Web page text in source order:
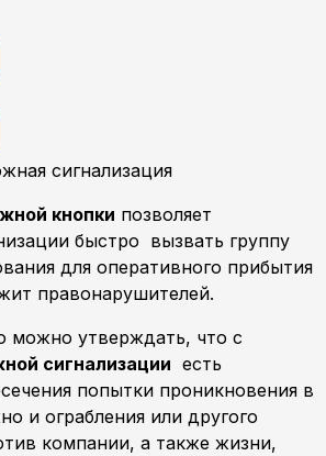
кнопки позволяет
быстро вызвать группу
для оперативного прибытия
правонарушителей.
можно утверждать, что с
сигнализации есть
попытки проникновения в
и ограбления или другого
компании, а также жизни,